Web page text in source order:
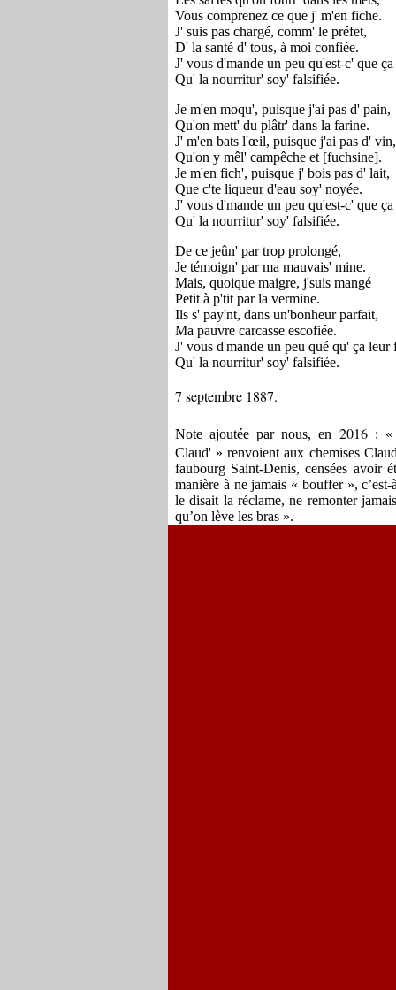
Vous comprenez ce que j' m'en fiche.
J' suis pas chargé, comm' le préfet,
D' la santé d' tous, à moi confiée.
J' vous d'mande un peu qu'est-c' que
Qu' la nourritur' soy' falsifiée.
Je m'en moqu', puisque j'ai pas d' pain,
Qu'on mett' du plâtr' dans la farine.
J' m'en bats l'œil, puisque j'ai pas d' vin,
Qu'on y mêl' campêche et [fuchsine].
Je m'en fich', puisque j' bois pas d' lait,
Que c'te liqueur d'eau soy' noyée.
J' vous d'mande un peu qu'est-c' que
Qu' la nourritur' soy' falsifiée.
De ce jeûn' par trop prolongé,
Je témoign' par ma mauvais' mine.
Mais, quoique maigre, j'suis mangé
Petit à p'tit par la vermine.
Ils s' pay'nt, dans un'bonheur parfait,
Ma pauvre carcasse escofiée.
J' vous d'mande un peu qué qu' ça leur
Qu' la nourritur' soy' falsifiée.
7 septembre 1887.
Note ajoutée par nous, en 2016: «
Claud' » renvoient aux chemises
faubourg Saint-Denis, censées avoir
manière à ne jamais « bouffer »,
le disait la réclame, ne remonter
qu’on lève les bras ».